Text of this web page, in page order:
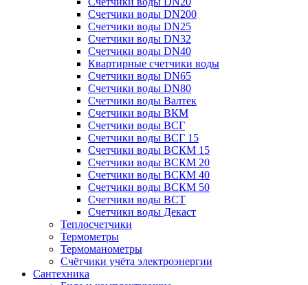
Счетчики воды DN200
Счетчики воды DN25
Счетчики воды DN32
Счетчики воды DN40
Квартирные счетчики воды
Счетчики воды DN65
Счетчики воды DN80
Счетчики воды Валтек
Счетчики воды ВКМ
Счетчики воды ВСГ
Счетчики воды ВСГ 15
Счетчики воды ВСКМ 15
Счетчики воды ВСКМ 20
Счетчики воды ВСКМ 40
Счетчики воды ВСКМ 50
Счетчики воды ВСТ
Счетчики воды Декаст
Теплосчетчики
Термометры
Термоманометры
Счётчики учёта электроэнергии
Сантехника